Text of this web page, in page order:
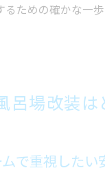
ための確かな一歩
呂場改装は
で重視したい